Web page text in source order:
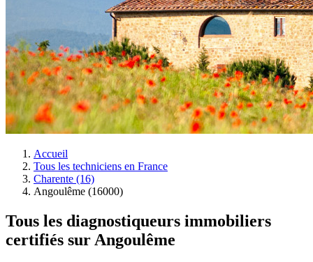
Accueil
Tous les techniciens en France
Charente (16)
Angoulême (16000)
Tous les diagnostiqueurs immobiliers
certifiés sur Angoulême